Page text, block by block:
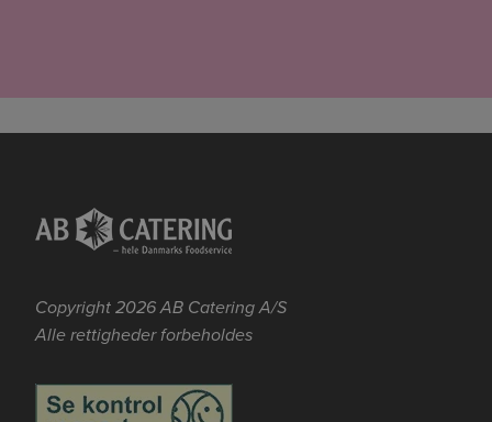
Copyright 2026 AB Catering A/S
Alle rettigheder forbeholdes